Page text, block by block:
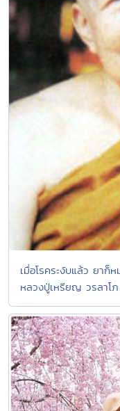
เมื่อโรคระงับแล้ว ยาก็
หลวงปู่เหรียญ วรลาโภ